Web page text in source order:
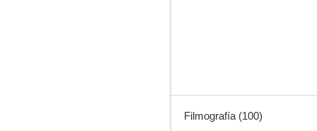
Filmografía (100)